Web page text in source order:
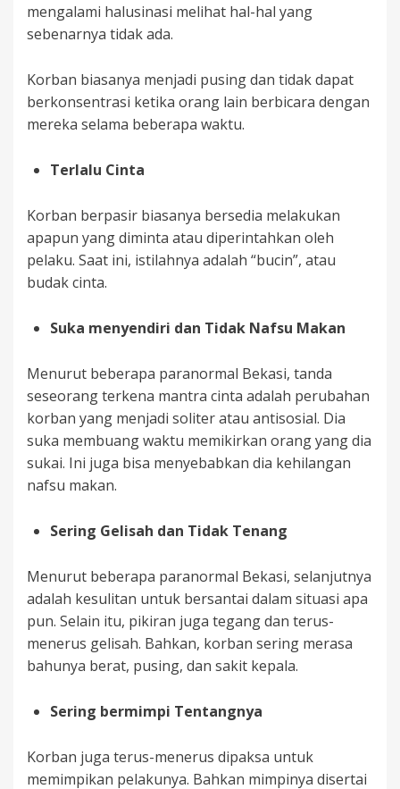
mengalami halusinasi melihat hal-hal yang
sebenarnya tidak ada.
Korban biasanya menjadi pusing dan tidak dapat
berkonsentrasi ketika orang lain berbicara dengan
mereka selama beberapa waktu.
Terlalu Cinta
Korban berpasir biasanya bersedia melakukan
apapun yang diminta atau diperintahkan oleh
pelaku. Saat ini, istilahnya adalah “bucin”, atau
budak cinta.
Suka menyendiri dan Tidak Nafsu Makan
Menurut beberapa paranormal Bekasi, tanda
seseorang terkena mantra cinta adalah perubahan
korban yang menjadi soliter atau antisosial. Dia
suka membuang waktu memikirkan orang yang dia
sukai. Ini juga bisa menyebabkan dia kehilangan
nafsu makan.
Sering Gelisah dan Tidak Tenang
Menurut beberapa paranormal Bekasi, selanjutnya
adalah kesulitan untuk bersantai dalam situasi apa
pun. Selain itu, pikiran juga tegang dan terus-
menerus gelisah. Bahkan, korban sering merasa
bahunya berat, pusing, dan sakit kepala.
Sering bermimpi Tentangnya
Korban juga terus-menerus dipaksa untuk
memimpikan pelakunya. Bahkan mimpinya disertai